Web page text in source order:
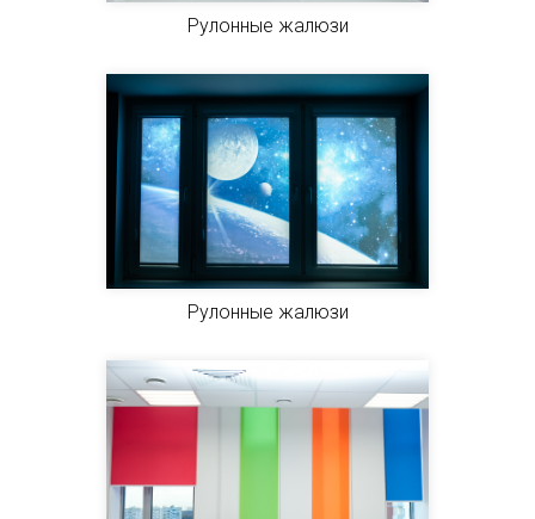
Рулонные жалюзи
Рулонные жалюзи